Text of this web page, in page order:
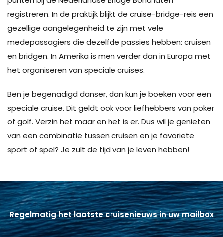
registreren. In de praktijk blijkt de cruise-bridge-reis een
gezellige aangelegenheid te zijn met vele
medepassagiers die dezelfde passies hebben: cruisen
en bridgen. In Amerika is men verder dan in Europa met
het organiseren van speciale cruises.
Ben je begenadigd danser, dan kun je boeken voor een
speciale cruise. Dit geldt ook voor liefhebbers van poker
of golf. Verzin het maar en het is er. Dus wil je genieten
van een combinatie tussen cruisen en je favoriete
sport of spel? Je zult de tijd van je leven hebben!
Regelmatig het laatste cruisenieuws in uw mailbox